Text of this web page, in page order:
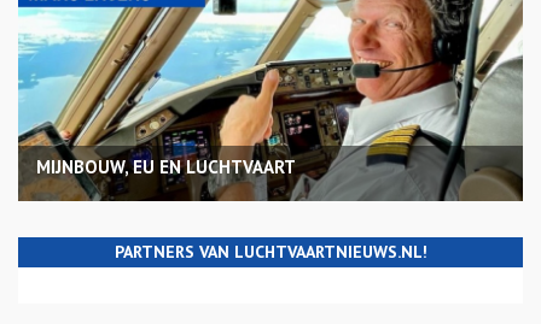
MIJNBOUW, EU EN LUCHTVAART
PARTNERS VAN LUCHTVAARTNIEUWS.NL!